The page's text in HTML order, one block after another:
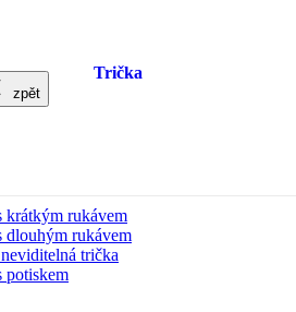
zpět
Trička
krátkým rukávem
dlouhým rukávem
trička
potiskem